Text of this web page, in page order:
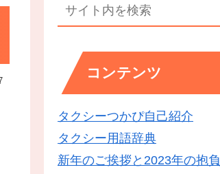
コンテンツ
タクシーつかぴ自己紹介
タクシー用語辞典
新年のご挨拶と2023年の抱負